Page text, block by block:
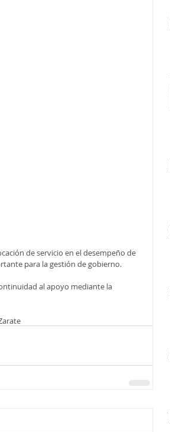
de servicio en el desempeño de
para la gestión de gobierno.
al apoyo mediante la